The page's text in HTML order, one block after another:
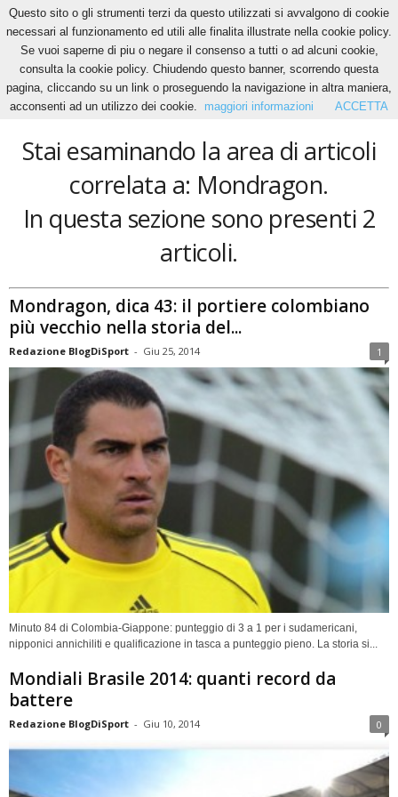
Home Tags Mondragon
Mondragon
Stai esaminando la area di articoli
correlata a: Mondragon.
In questa sezione sono presenti 2
articoli.
Mondragon, dica 43: il portiere colombiano
più vecchio nella storia del...
Redazione BlogDiSport - Giu 25, 2014 1
Minuto 84 di Colombia-Giappone: punteggio di 3 a 1 per i sudamericani,
nipponici annichiliti e qualificazione in tasca a punteggio pieno. La storia si...
Mondiali Brasile 2014: quanti record da
battere
Redazione BlogDiSport - Giu 10, 2014 0
Questo sito o gli strumenti terzi da questo utilizzati si avvalgono di cookie
necessari al funzionamento ed utili alle finalita illustrate nella cookie policy.
Se vuoi saperne di piu o negare il consenso a tutti o ad alcuni cookie,
consulta la cookie policy. Chiudendo questo banner, scorrendo questa
pagina, cliccando su un link o proseguendo la navigazione in altra maniera,
acconsenti ad un utilizzo dei cookie.
maggiori informazioni ACCETTA